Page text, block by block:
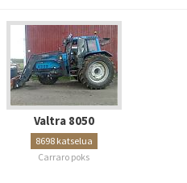
Valtra 8050
8698 katselua
Carraro poks